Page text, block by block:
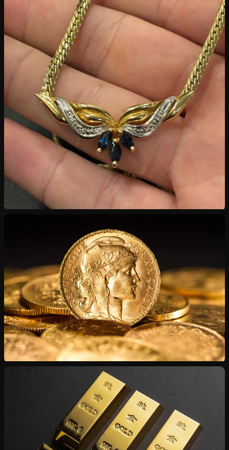
Chaînes, bagues, montres — état intact ou endommagé
Napoléons, Souverains, Dollars — certificats inclus